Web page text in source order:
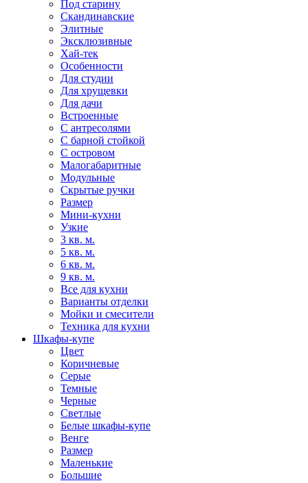
Под старину
Скандинавские
Элитные
Эксклюзивные
Хай-тек
Особенности
Для студии
Для хрущевки
Для дачи
Встроенные
С антресолями
С барной стойкой
С островом
Малогабаритные
Модульные
Скрытые ручки
Размер
Мини-кухни
Узкие
3 кв. м.
5 кв. м.
6 кв. м.
9 кв. м.
Все для кухни
Варианты отделки
Мойки и смесители
Техника для кухни
Шкафы-купе
Цвет
Коричневые
Серые
Темные
Черные
Светлые
Белые шкафы-купе
Венге
Размер
Маленькие
Большие